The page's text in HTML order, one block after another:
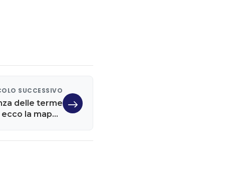
SUCCESSIVO
delle terme
la mappa